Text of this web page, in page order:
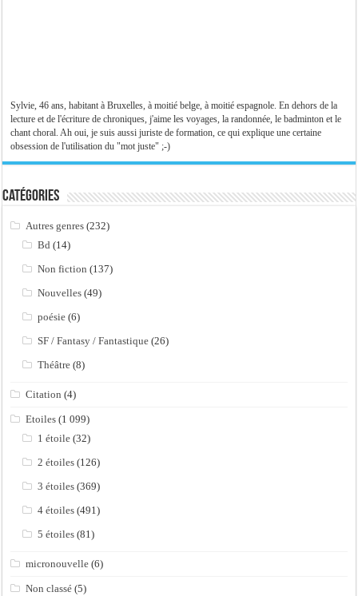
Sylvie, 46 ans, habitant à Bruxelles, à moitié belge, à moitié espagnole. En dehors de la
lecture et de l'écriture de chroniques, j'aime les voyages, la randonnée, le badminton et le
chant choral. Ah oui, je suis aussi juriste de formation, ce qui explique une certaine
obsession de l'utilisation du "mot juste" ;-)
Catégories
Autres genres (232)
Bd (14)
Non fiction (137)
Nouvelles (49)
poésie (6)
SF / Fantasy / Fantastique (26)
Théâtre (8)
Citation (4)
Etoiles (1 099)
1 étoile (32)
2 étoiles (126)
3 étoiles (369)
4 étoiles (491)
5 étoiles (81)
micronouvelle (6)
Non classé (5)